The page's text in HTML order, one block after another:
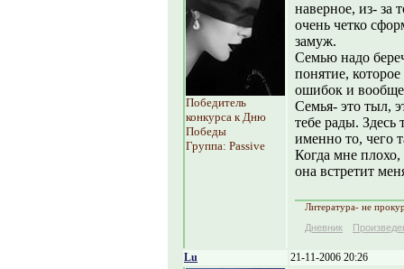
Победитель
конкурса к Дню
Победы
Группа: Passive
наверное, из- за
очень четко
замуж.
Семью надо
понятие,
ошибок и вообще
Семья- это тыл,
тебе рады.
именно то, чего
Когда мне
она встретит
Литература- не
Дневник
Lu 21-11-2006 20:26